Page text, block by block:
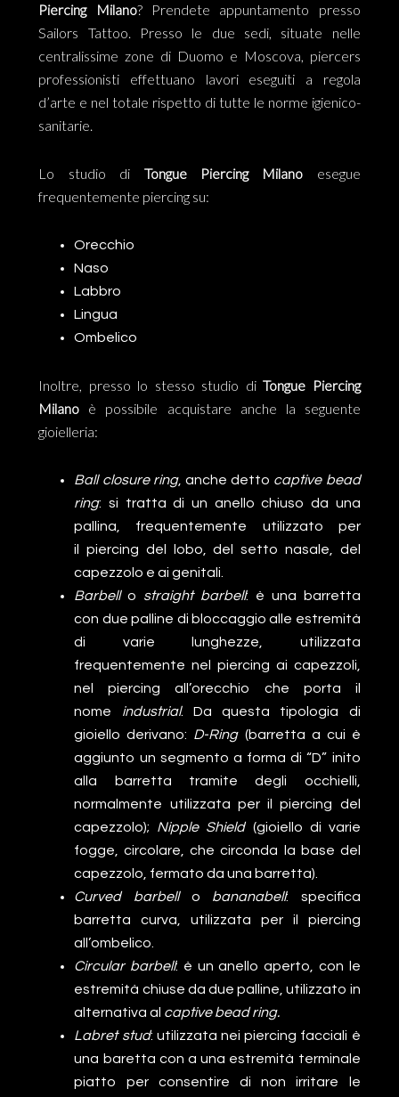
Piercing Milano? Prendete appuntamento presso
Sailors Tattoo. Presso le due sedi, situate nelle
centralissime zone di Duomo e Moscova, piercers
professionisti effettuano lavori eseguiti a regola
d’arte e nel totale rispetto di tutte le norme igienico-
sanitarie.
Lo studio di Tongue Piercing Milano esegue
frequentemente piercing su:
Orecchio
Naso
Labbro
Lingua
Ombelico
Inoltre, presso lo stesso studio diTongue Piercing
Milano è possibile acquistare anche la seguente
gioielleria:
Ball closure ring, anche detto captive bead
ring: si tratta di un anello chiuso da una
pallina, frequentemente utilizzato per
il piercing del lobo, del setto nasale, del
capezzolo e ai genitali.
Barbello straight barbell: è una barretta
con due palline di bloccaggio alle estremità
di varie lunghezze, utilizzata
frequentemente nel piercing ai capezzoli,
nel piercing all’orecchio che porta il
nome industrial. Da questa tipologia di
gioiello derivano: D-Ring(barretta a cui è
aggiunto un segmento a forma di “D” inito
alla barretta tramite degli occhielli,
normalmente utilizzata per il piercing del
capezzolo); Nipple Shield(gioiello di varie
fogge, circolare, che circonda la base del
capezzolo, fermato da una barretta).
Curved barbello bananabell: specifica
barretta curva, utilizzata per il piercing
all’ombelico.
Circular barbell: è un anello aperto, con le
estremità chiuse da due palline, utilizzato in
alternativa al captive bead ring.
Labret stud: utilizzata nei piercing facciali è
una baretta con a una estremità terminale
piatto per consentire di non irritare le